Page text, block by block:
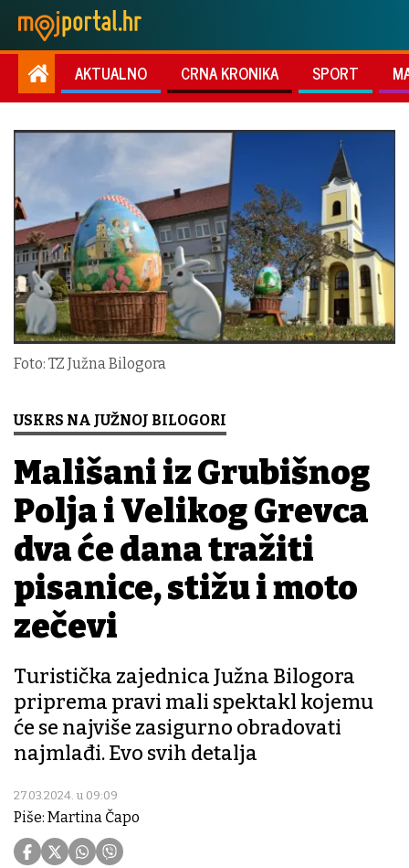
AKTUALNO CRNA KRONIKA SPORT
Foto: TZ Južna Bilogora
USKRS NA JUŽNOJ BILOGORI
Mališani iz Grubišnog
Polja i Velikog Grđevca
dva će dana tražiti
pisanice, stižu i moto
zečevi
Turistička zajednica Južna Bilogora
priprema pravi mali spektakl kojemu
će se najviše zasigurno obradovati
najmlađi. Evo svih detalja
27.03.2024. u 09:09
Piše: Martina Čapo